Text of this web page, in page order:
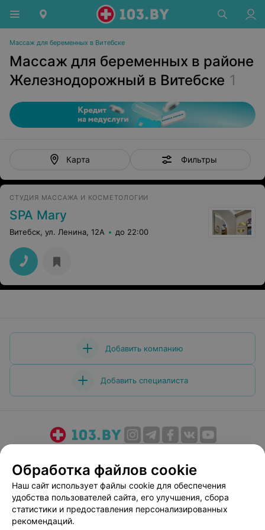
Массаж для беременных в Витебске
Массаж для беременных в районе
Железнодорожный в Витебске 1
Карта Фильтры
СТУДИЯ МАССАЖА И КОСМЕТОЛОГИИ
SPA Mary
Витебск, ул. Ленина, 12А до 22:00
Добавить компанию
Добавить специалиста
Медицинский маркетинг
Публичный договор
Пользовательское соглашение
Способы оплаты
Вакансии
Партнеры
Обработка файлов cookie
Наш сайт использует файлы cookie для обеспечения
удобства пользователей сайта, его улучшения, сбора
статистики и предоставления персонализированных
рекомендаций.